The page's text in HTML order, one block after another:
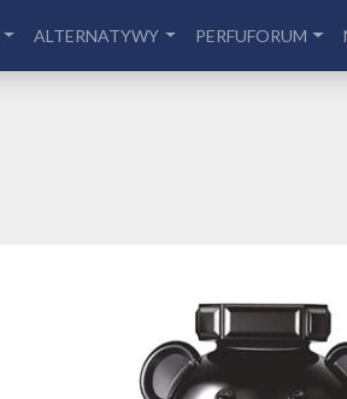
ALTERNATYWY PERFUFORUM